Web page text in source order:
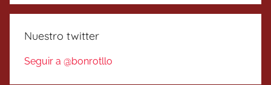
Nuestro twitter
Seguir a @bonrotllo